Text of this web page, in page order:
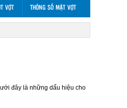
VỢT THÔNG SỐ MẶT VỢT
đây là những dấu hiệu cho